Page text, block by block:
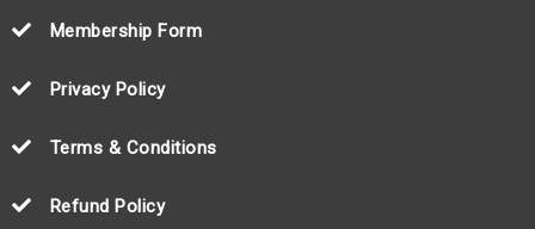
Membership Form
Privacy Policy
Terms & Conditions
Refund Policy